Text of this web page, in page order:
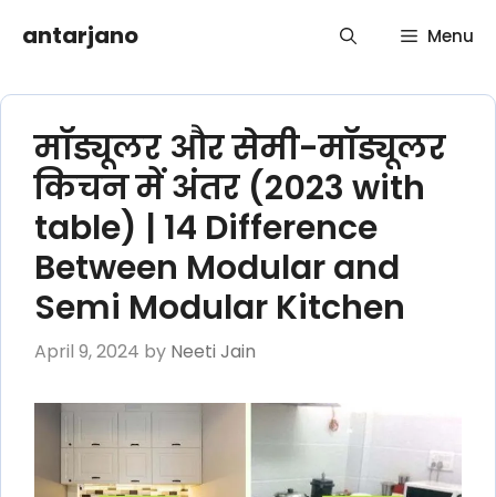
antarjano Menu
मॉड्यूलर और सेमी-मॉड्यूलर
किचन में अंतर (2023 with
table) | 14 Difference
Between Modular and
Semi Modular Kitchen
April 9, 2024 by Neeti Jain